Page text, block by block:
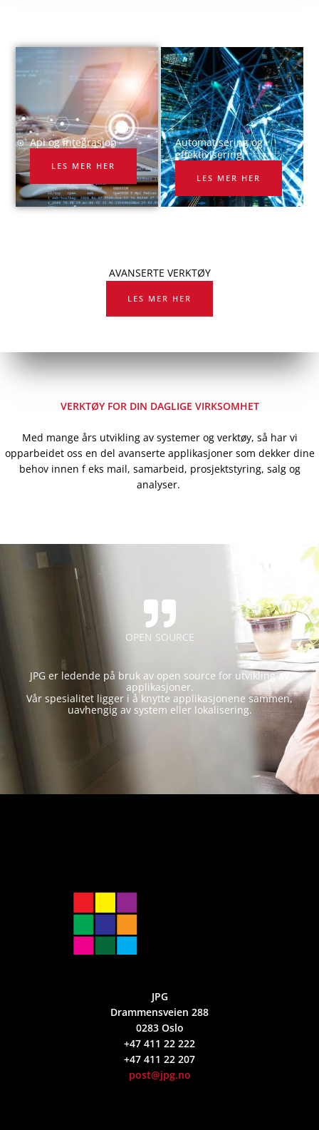
Api og integrasjon​
LES MER HER
Automatisering og
effektivisering
LES MER HER
AVANSERTE VERKTØY
LES MER HER
VERKTØY FOR DIN DAGLIGE VIRKSOMHET
Med mange års utvikling av systemer og verktøy, så har vi
opparbeidet oss en del avanserte applikasjoner som dekker dine
behov innen f eks mail, samarbeid, prosjektstyring, salg og
analyser.
OPEN SOURCE
JPG er ledende på bruk av open source for utvikling av
applikasjoner.
Vår spesialitet ligger i å knytte applikasjonene sammen,
uavhengig av system eller lokalisering.
JPG
Drammensveien 288
0283 Oslo
+47 411 22 222
+47 411 22 207
post@jpg.no